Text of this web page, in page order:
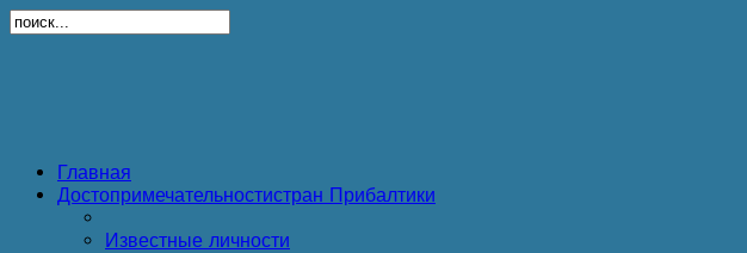
Главная
Достопримечательностистран Прибалтики
Известные личности